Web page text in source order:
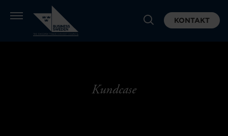
KONTAKT
Kundcase